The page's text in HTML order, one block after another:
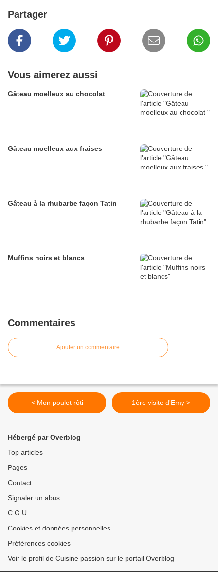
Partager
Vous aimerez aussi
Gâteau moelleux au chocolat
Gâteau moelleux aux fraises
Gâteau à la rhubarbe façon Tatin
Muffins noirs et blancs
Commentaires
Ajouter un commentaire
< Mon poulet rôti 1ère visite d'Emy >
Hébergé par Overblog
Top articles
Pages
Contact
Signaler un abus
C.G.U.
Cookies et données personnelles
Préférences cookies
Voir le profil de Cuisine passion sur le portail Overblog